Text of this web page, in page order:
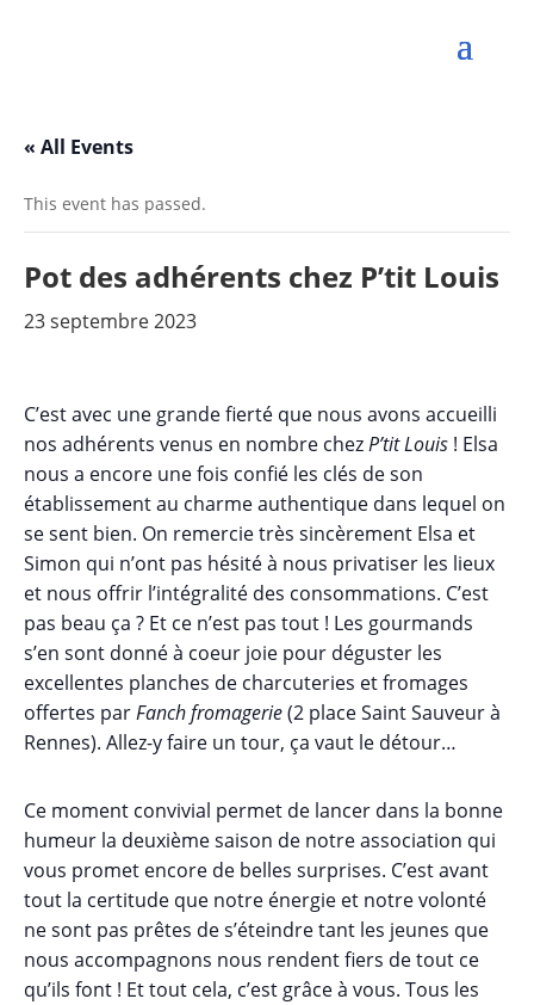
« All Events
This event has passed.
Pot des adhérents chez P’tit Louis
23 septembre 2023
C’est avec une grande fierté que nous avons accueilli
nos adhérents venus en nombre chezP’tit Louis ! Elsa
nous a encore une fois confié les clés de son
établissement au charme authentique dans lequel on
se sent bien. On remercie très sincèrement Elsa et
Simon qui n’ont pas hésité à nous privatiser les lieux
et nous offrir l’intégralité des consommations. C’est
pas beau ça ? Et ce n’est pas tout ! Les gourmands
s’en sont donné à coeur joie pour déguster les
excellentes planches de charcuteries et fromages
offertes parFanch fromagerie(2 place Saint Sauveur à
Rennes). Allez-y faire un tour, ça vaut le détour…
Ce moment convivial permet de lancer dans la bonne
humeur la deuxième saison de notre association qui
vous promet encore de belles surprises. C’est avant
tout la certitude que notre énergie et notre volonté
ne sont pas prêtes de s’éteindre tant les jeunes que
nous accompagnons nous rendent fiers de tout ce
qu’ils font ! Et tout cela, c’est grâce à vous. Tous les